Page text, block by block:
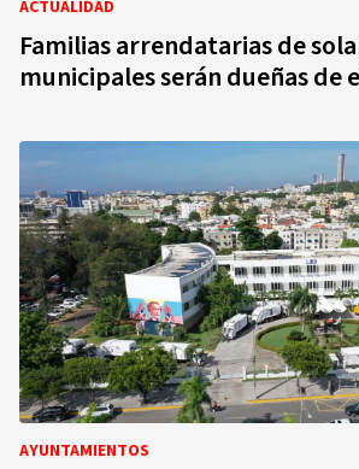
ACTUALIDAD
Familias arrendatarias de
municipales serán dueñas de
AYUNTAMIENTOS